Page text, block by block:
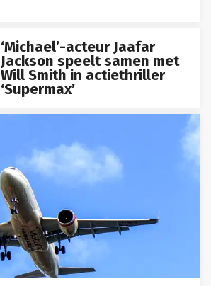
‘Michael’-acteur Jaafar
Jackson speelt samen met
Will Smith in actiethriller
‘Supermax’